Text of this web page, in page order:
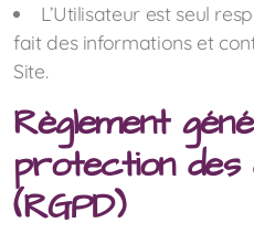
L’Utilisateur est seul
fait des informations et
Site.
Règlement
protection des
(RGPD)